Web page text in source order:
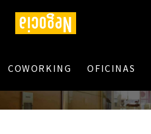
COWORKING OFICINAS